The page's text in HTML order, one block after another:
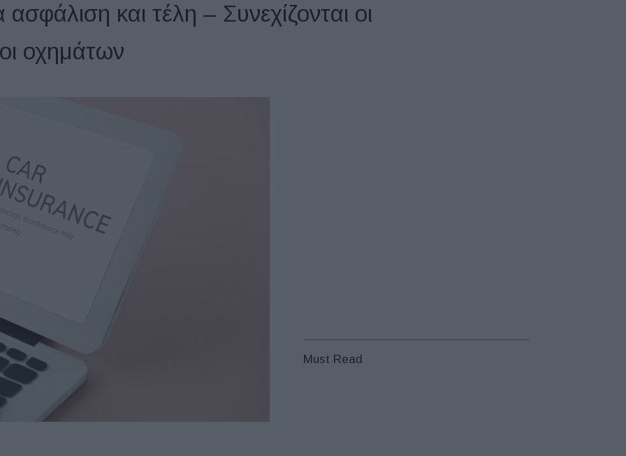
ασφάλιση και τέλη – Συνεχίζονται οι
οχημάτων
Must Read